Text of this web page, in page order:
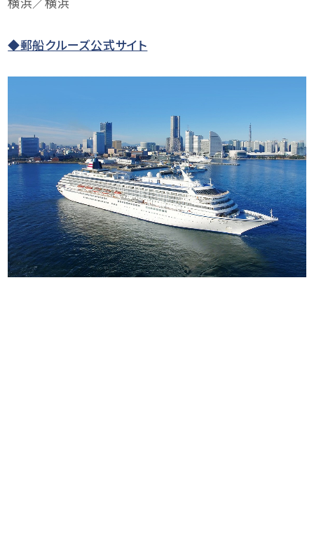
◆郵船クルーズ公式サイト